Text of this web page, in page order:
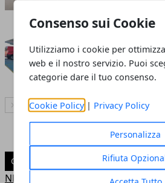
Consenso sui Cookie
Utilizziamo i cookie per
web e il nostro servizio. Puoi
categorie dare il tuo consenso.
Cookie Policy | Privacy Policy
Personalizza
Rifiuta
Tettoia auto con
doppia
Redazione- 25 ott 2018
Articolo Successivo
CATEGORIE
NEWS